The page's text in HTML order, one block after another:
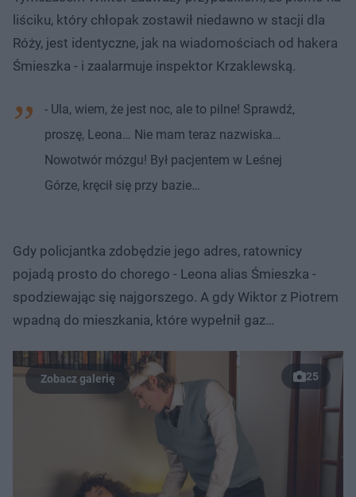
liściku, który chłopak zostawił niedawno w stacji dla
Róży, jest identyczne, jak na wiadomościach od hakera
Śmieszka - i zaalarmuje inspektor Krzaklewską.
- Ula, wiem, że jest noc, ale to pilne! Sprawdź,
proszę, Leona… Nie mam teraz nazwiska…
Nowotwór mózgu! Był pacjentem w Leśnej
Górze, kręcił się przy bazie…
Gdy policjantka zdobędzie jego adres, ratownicy
pojadą prosto do chorego - Leona alias Śmieszka -
spodziewając się najgorszego. A gdy Wiktor z Piotrem
wpadną do mieszkania, które wypełnił gaz…
25